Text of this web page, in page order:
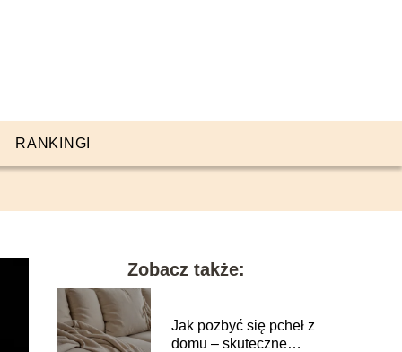
RANKINGI
Zobacz także:
Jak pozbyć się pcheł z
domu – skuteczne